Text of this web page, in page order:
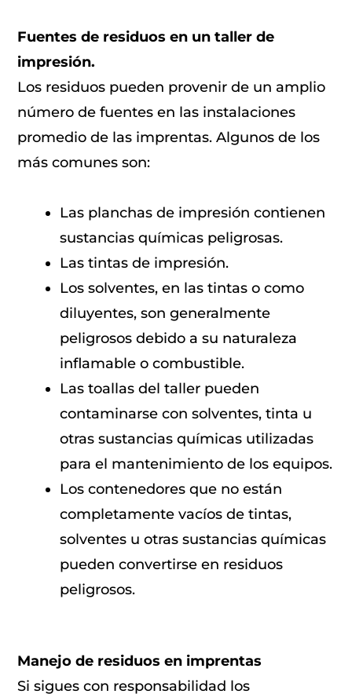
Fuentes de residuos en un taller de
impresión.
Los residuos pueden provenir de un amplio
número de fuentes en las instalaciones
promedio de las imprentas. Algunos de los
más comunes son:
Las planchas de impresión contienen
sustancias químicas peligrosas.
Las tintas de impresión.
Los solventes, en las tintas o como
diluyentes, son generalmente
peligrosos debido a su naturaleza
inflamable o combustible.
Las toallas del taller pueden
contaminarse con solventes, tinta u
otras sustancias químicas utilizadas
para el mantenimiento de los equipos.
Los contenedores que no están
completamente vacíos de tintas,
solventes u otras sustancias químicas
pueden convertirse en residuos
peligrosos.
Manejo de residuos en imprentas
Si sigues con responsabilidad los